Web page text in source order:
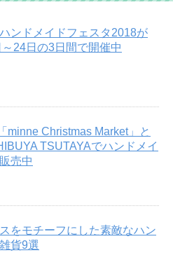
ンドメイドフェスタ2018が
24日の3日間で開催中
minne Christmas Market」と
TSUTAYAでハンドメイ
売中
をモチーフにした素敵なハン
貨9選